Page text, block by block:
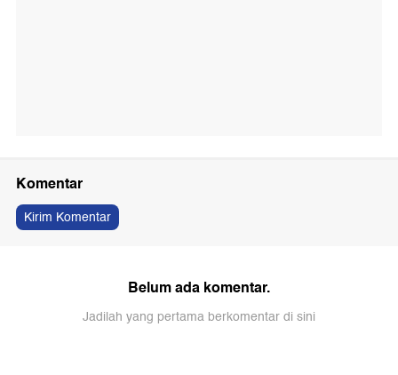
Komentar
Kirim Komentar
Belum ada komentar.
Jadilah yang pertama berkomentar di sini